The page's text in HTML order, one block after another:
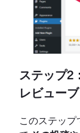
ステップ2
レビュー
このステップ